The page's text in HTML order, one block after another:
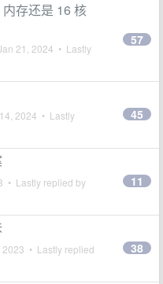
存还是 16 核
21, 2024 • Lastly
57
2024 • Lastly
45
• Lastly replied by 11
2023 • Lastly replied
38